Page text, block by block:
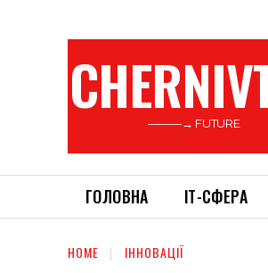
———→ FUTURE
ГОЛОВНА ІТ-СФЕРА
HOME ІННОВАЦІЇ